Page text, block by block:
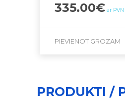
335.00€ ar PVN
PIEVIENOT GROZAM
PRODUKTI /